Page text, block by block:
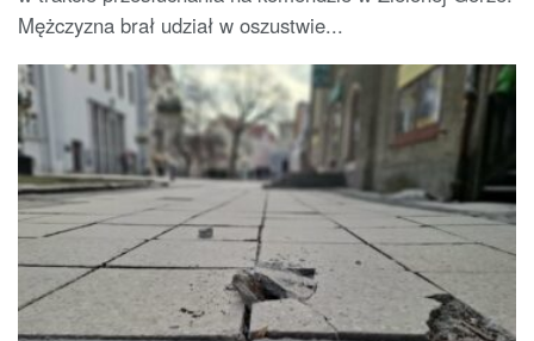
Mężczyzna brał udział w oszustwie...